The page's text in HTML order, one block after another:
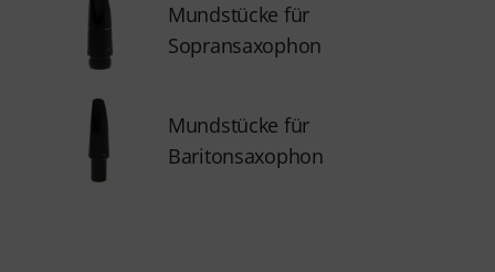
Mundstücke für
Sopransaxophon
Mundstücke für
Baritonsaxophon